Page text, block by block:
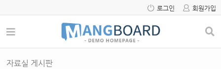
로그인 회원가입
자료실 게시판